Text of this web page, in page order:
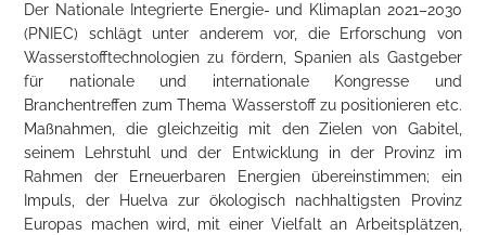
Der Nationale Integrierte Energie- und Klimaplan 2021–2030
(PNIEC) schlägt unter anderem vor, die Erforschung von
Wasserstofftechnologien zu fördern, Spanien als Gastgeber
für nationale und internationale Kongresse und
Branchentreffen zum Thema Wasserstoff zu positionieren etc.
Maßnahmen, die gleichzeitig mit den Zielen von Gabitel,
seinem Lehrstuhl und der Entwicklung in der Provinz im
Rahmen der Erneuerbaren Energien übereinstimmen; ein
Impuls, der Huelva zur ökologisch nachhaltigsten Provinz
Europas machen wird, mit einer Vielfalt an Arbeitsplätzen,